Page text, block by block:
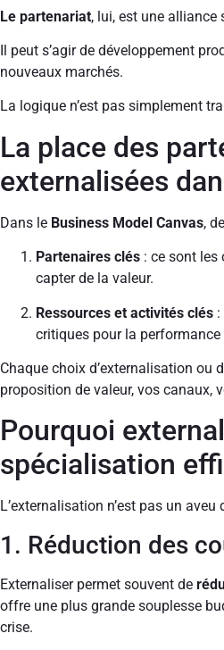
Le partenariat, lui, est une alliance
Il peut s’agir de développement
nouveaux marchés.
La logique n’est pas simplement
La place des
externalisées
Dans le Business Model Canvas,
Partenaires clés : ce sont les
capter de la valeur.
Ressources et activités clés
critiques pour la performance
Chaque choix d’externalisation
proposition de valeur, vos canaux,
Pourquoi
spécialisation
L’externalisation n’est pas un
1. Réduction des
Externaliser permet souvent de
offre une plus grande souplesse
crise.